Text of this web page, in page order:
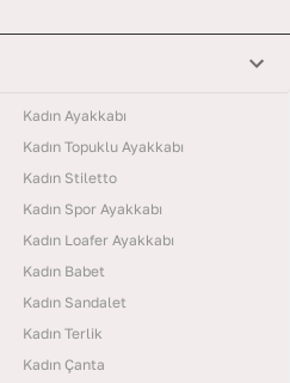
Kadın Ayakkabı
Kadın Topuklu Ayakkabı
Kadın Stiletto
Kadın Spor Ayakkabı
Kadın Loafer Ayakkabı
Kadın Babet
Kadın Sandalet
Kadın Terlik
Kadın Çanta